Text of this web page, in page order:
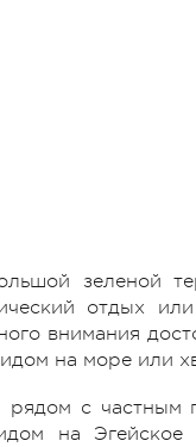
зеленой
отдых
внимания
на море или
рядом с частным
на